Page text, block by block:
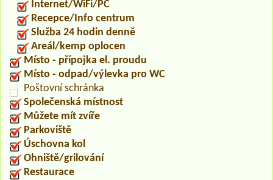
Internet/WiFi/PC
Recepce/Info centrum
Služba 24 hodin denně
Areál/kemp oplocen
Místo - přípojka el. proudu
Místo - odpad/výlevka pro WC
Poštovní schránka
Společenská místnost
Můžete mít zvíře
Parkoviště
Úschovna kol
Ohniště/grilování
Restaurace